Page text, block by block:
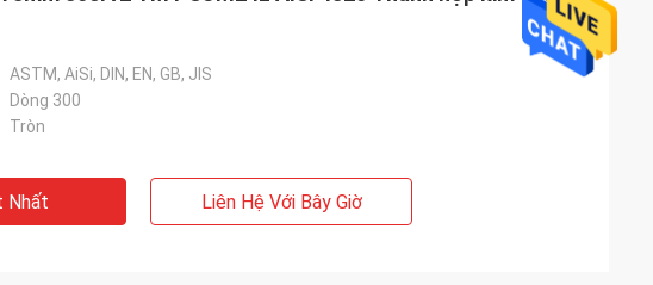
ASTM, AiSi, DIN, EN, GB, JIS
Dòng 300
Tròn
Nhất Liên Hệ Với Bây Giờ